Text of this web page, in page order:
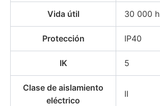
Vida útil 30 000 h
Protección IP40
IK 5
Clase de aislamiento
eléctrico
II